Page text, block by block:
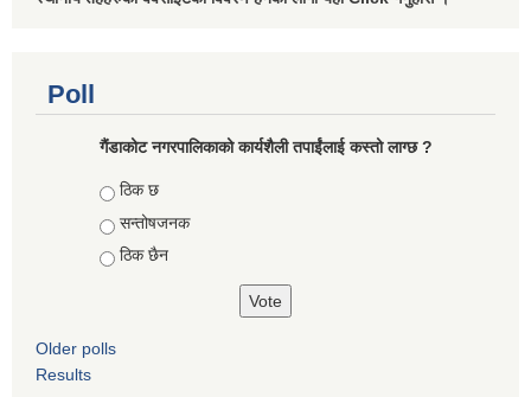
Poll
गैंडाकोट नगरपालिकाको कार्यशैली तपाईंलाई कस्तो लाग्छ ?
Choices
ठिक छ
सन्तोषजनक
ठिक छैन
Older polls
Results